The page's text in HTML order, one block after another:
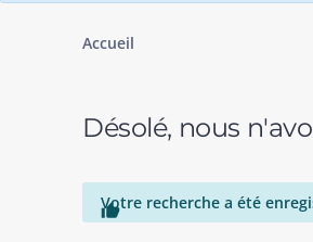
Accueil
Désolé, nous

Votre recherche a été